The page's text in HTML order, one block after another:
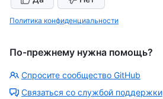
Политика конфиденциальности
По-прежнему нужна помощь?
Спросите сообщество GitHub
Связаться со службой поддержки